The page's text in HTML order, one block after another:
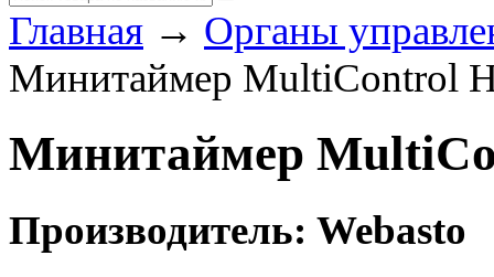
Главная → Органы
Минитаймер MultiControl
Минитаймер
Производитель: Webasto